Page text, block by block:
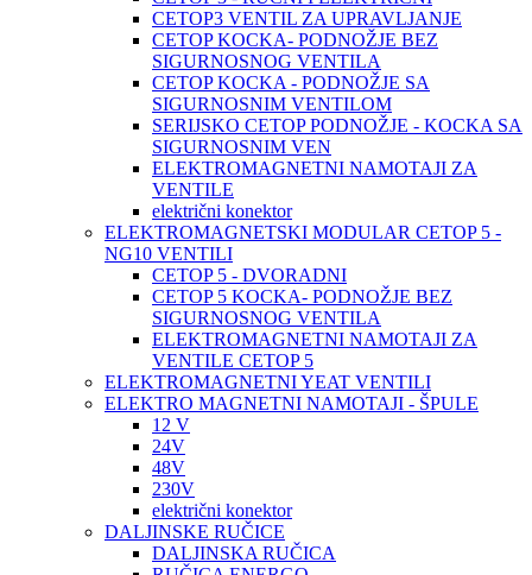
CETOP3 VENTIL ZA UPRAVLJANJE
CETOP KOCKA- PODNOŽJE BEZ
SIGURNOSNOG VENTILA
CETOP KOCKA - PODNOŽJE SA
SIGURNOSNIM VENTILOM
SERIJSKO CETOP PODNOŽJE - KOCKA SA
SIGURNOSNIM VEN
ELEKTROMAGNETNI NAMOTAJI ZA
VENTILE
električni konektor
ELEKTROMAGNETSKI MODULAR CETOP 5 -
NG10 VENTILI
CETOP 5 - DVORADNI
CETOP 5 KOCKA- PODNOŽJE BEZ
SIGURNOSNOG VENTILA
ELEKTROMAGNETNI NAMOTAJI ZA
VENTILE CETOP 5
ELEKTROMAGNETNI YEAT VENTILI
ELEKTRO MAGNETNI NAMOTAJI - ŠPULE
12 V
24V
48V
230V
električni konektor
DALJINSKE RUČICE
DALJINSKA RUČICA